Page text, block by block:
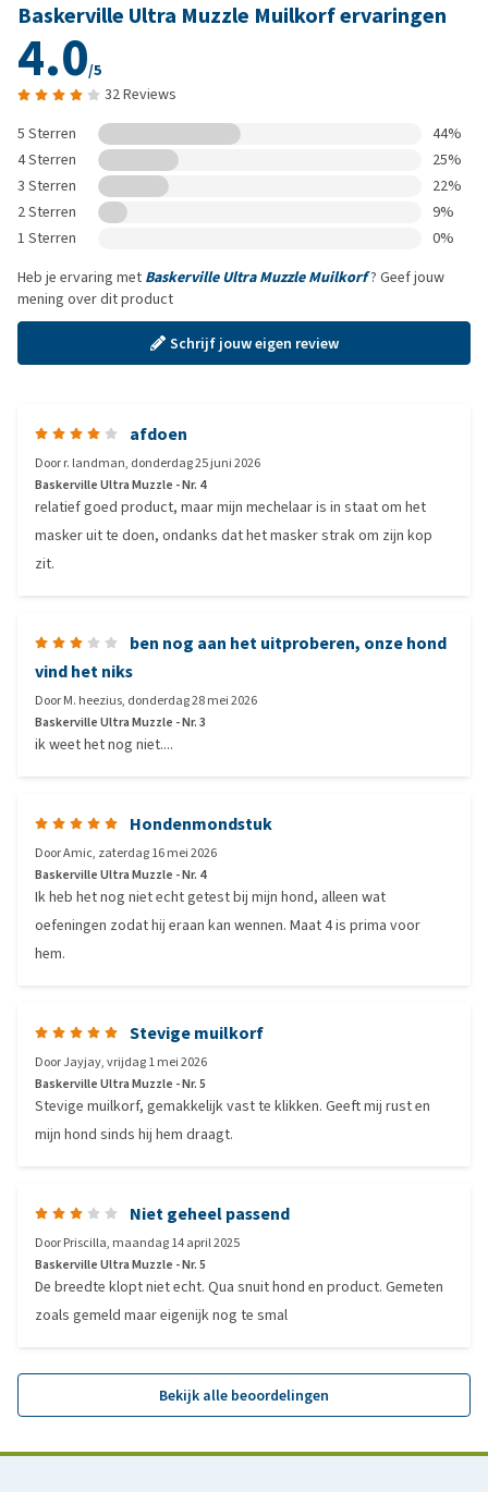
Baskerville Ultra Muzzle Muilkorf ervaringen
4.0/5
32 Reviews
5 Sterren
44%
4 Sterren
25%
3 Sterren
22%
2 Sterren
9%
1 Sterren
0%
Heb je ervaring met Baskerville Ultra Muzzle Muilkorf? Geef jouw
mening over dit product
Schrijf jouw eigen review
afdoen
Doorr. landman, donderdag 25 juni 2026
Baskerville Ultra Muzzle - Nr. 4
relatief goed product, maar mijn mechelaar is in staat om het
masker uit te doen, ondanks dat het masker strak om zijn kop
zit.
ben nog aan het uitproberen, onze hond
vind het niks
DoorM. heezius, donderdag 28 mei 2026
Baskerville Ultra Muzzle - Nr. 3
ik weet het nog niet....
Hondenmondstuk
DoorAmic, zaterdag 16 mei 2026
Baskerville Ultra Muzzle - Nr. 4
Ik heb het nog niet echt getest bij mijn hond, alleen wat
oefeningen zodat hij eraan kan wennen. Maat 4 is prima voor
hem.
Stevige muilkorf
DoorJayjay,vrijdag 1 mei 2026
Baskerville Ultra Muzzle - Nr. 5
Stevige muilkorf, gemakkelijk vast te klikken. Geeft mij rust en
mijn hond sinds hij hem draagt.
Niet geheel passend
DoorPriscilla, maandag 14 april 2025
Baskerville Ultra Muzzle - Nr. 5
De breedte klopt niet echt. Qua snuit hond en product. Gemeten
zoals gemeld maar eigenijk nog te smal
Bekijk alle beoordelingen